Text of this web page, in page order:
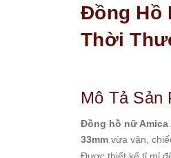
Kemil
Madocy
Marc
Michael
Rivero
Roberto
Đồng Hồ
Thời
Mô Tả Sản
Đồng hồ nữ Amica
33mm vừa vặn,